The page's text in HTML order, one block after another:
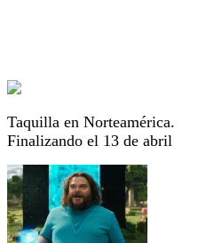
Taquilla en Norteamérica.
Finalizando el 13 de abril